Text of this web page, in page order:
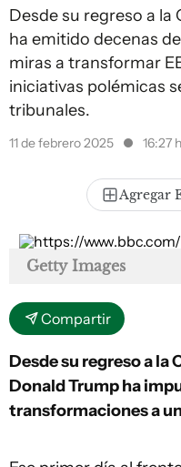
Desde su regreso a la
ha emitido decenas
miras a transformar
iniciativas polémicas
tribunales.
11 de febrero 2025 16:27
Agregar
Getty Images
Compartir
Desde su regreso a la
Donald Trump ha
transformaciones a